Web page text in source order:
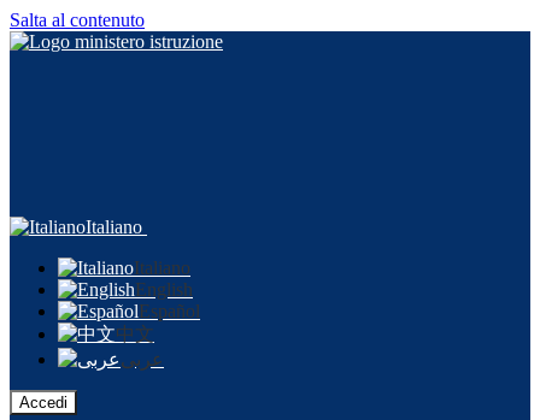
Salta al contenuto
Italiano
Italiano
English
Español
中文
عربى
Accedi